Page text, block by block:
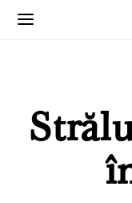
CUMPĂRĂ